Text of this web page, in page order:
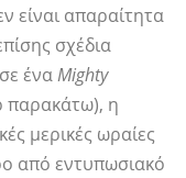
είναι απαραίτητα
σχέδια
έναMighty
παρακάτω), η
μερικές ωραίες
από εντυπωσιακό